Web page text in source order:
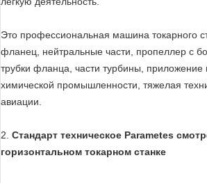
Это профессиональная машина токарного
фланец, нейтральные части, пропеллер с
трубки фланца, части турбины,
химической промышленности, тяжелая
авиации.
2. Стандарт техническое Parametes
горизонтальном токарном станке